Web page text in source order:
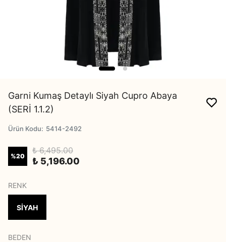
Garni Kumaş Detaylı Siyah Cupro Abaya
(SERİ 1.1.2)
Ürün Kodu: 5414-2492
%20
₺ 6,495.00
₺ 5,196.00
RENK
SİYAH
BEDEN